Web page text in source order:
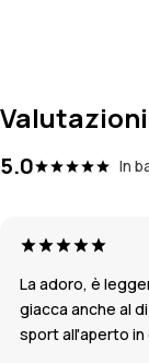
5.0 In
La adoro, è
giacca anche al
sport all'aperto